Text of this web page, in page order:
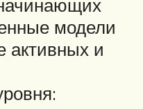
модели
активных и